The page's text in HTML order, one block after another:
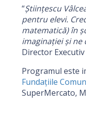
“Ştiinţescu
pentru elevi.
matematică) în
imaginațieiși ne
Director
Programul este
Fundațiile
SuperMercato,